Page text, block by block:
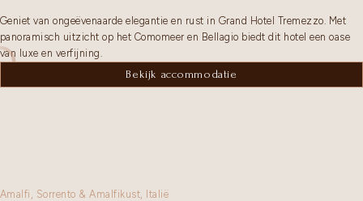
Geniet van ongeëvenaarde elegantie en rust in Grand Hotel Tremezzo. Met
panoramisch uitzicht op het Comomeer en Bellagio biedt dit hotel een oase
van luxe en verfijning.
Bekijk accommodatie
Amalfi, Sorrento & Amalfikust Italië